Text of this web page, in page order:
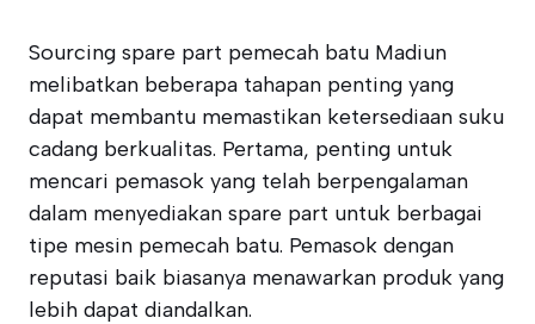
Sourcing spare part pemecah batu Madiun
melibatkan beberapa tahapan penting yang
dapat membantu memastikan ketersediaan suku
cadang berkualitas. Pertama, penting untuk
mencari pemasok yang telah berpengalaman
dalam menyediakan spare part untuk berbagai
tipe mesin pemecah batu. Pemasok dengan
reputasi baik biasanya menawarkan produk yang
lebih dapat diandalkan.